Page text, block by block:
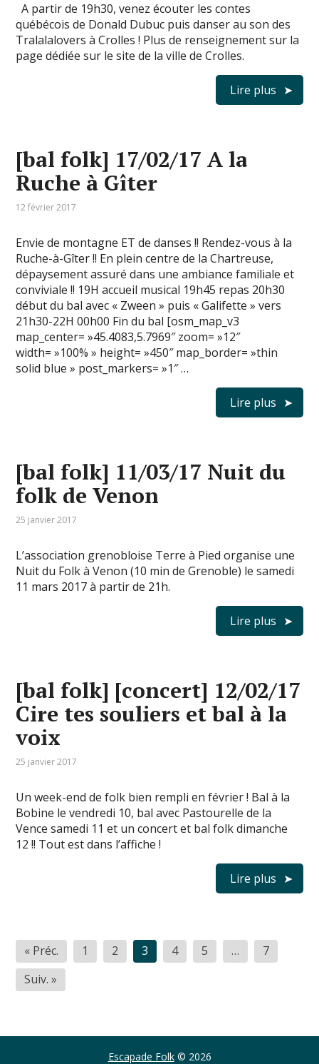
A partir de 19h30, venez écouter les contes
québécois de Donald Dubuc puis danser au son des
Tralalalovers à Crolles ! Plus de renseignement sur la
page dédiée sur le site de la ville de Crolles.
Lire plus
[bal folk] 17/02/17 A la
Ruche à Gîter
12 février 2017
Envie de montagne ET de danses !! Rendez-vous à la
Ruche-à-Gîter !! En plein centre de la Chartreuse,
dépaysement assuré dans une ambiance familiale et
conviviale !! 19H accueil musical 19h45 repas 20h30
début du bal avec « Zween » puis « Galifette » vers
21h30-22H 00h00 Fin du bal [osm_map_v3
map_center= »45.4083,5.7969″ zoom= »12″
width= »100% » height= »450″ map_border= »thin
solid blue » post_markers= »1″ …
Lire plus
[bal folk] 11/03/17 Nuit du
folk de Venon
25 janvier 2017
L’association grenobloise Terre à Pied organise une
Nuit du Folk à Venon (10 min de Grenoble) le samedi
11 mars 2017 à partir de 21h.
Lire plus
[bal folk] [concert] 12/02/17
Cire tes souliers et bal à la
voix
25 janvier 2017
Un week-end de folk bien rempli en février ! Bal à la
Bobine le vendredi 10, bal avec Pastourelle de la
Vence samedi 11 et un concert et bal folk dimanche
12 !! Tout est dans l’affiche !
Lire plus
Pagination
des
publications
« Préc. 1 2 3 4 5 …
7
Suiv. »
Escapade Folk© 2026